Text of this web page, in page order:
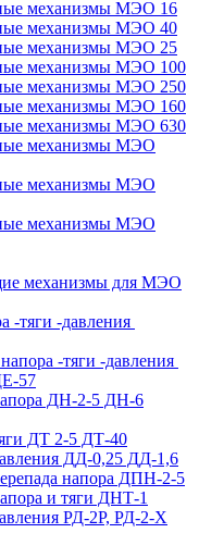
механизмы МЭО 16
механизмы МЭО 40
механизмы МЭО 25
механизмы МЭО 100
механизмы МЭО 250
механизмы МЭО 160
механизмы МЭО 630
механизмы МЭО
механизмы МЭО
механизмы МЭО
механизмы для МЭО
-тяги -давления
-тяги -давления
57
ДН-2-5 ДН-6
ДТ 2-5 ДТ-40
ДД-0,25 ДД-1,6
напора ДПН-2-5
и тяги ДНТ-1
РД-2Р, РД-2-Х